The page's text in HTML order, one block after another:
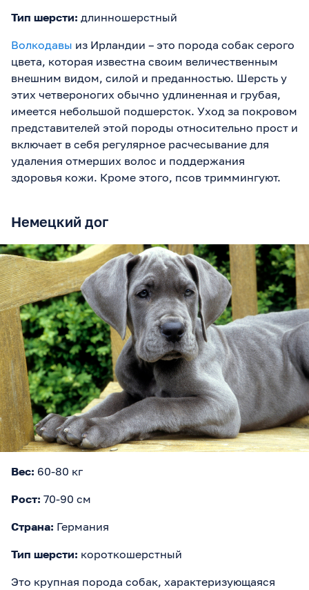
Тип шерсти: длинношерстный
Волкодавы из Ирландии – это порода собак серого
цвета, которая известна своим величественным
внешним видом, силой и преданностью. Шерсть у
этих четвероногих обычно удлиненная и грубая,
имеется небольшой подшерсток. Уход за покровом
представителей этой породы относительно прост и
включает в себя регулярное расчесывание для
удаления отмерших волос и поддержания
здоровья кожи. Кроме этого, псов триммингуют.
Немецкий дог
Вес: 60-80 кг
Рост: 70-90 см
Страна: Германия
Тип шерсти: короткошерстный
Это крупная порода собак, характеризующаяся